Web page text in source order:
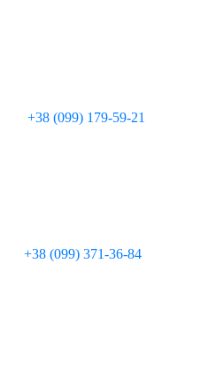
+38 (099) 179-59-21
+38 (099) 371-36-84